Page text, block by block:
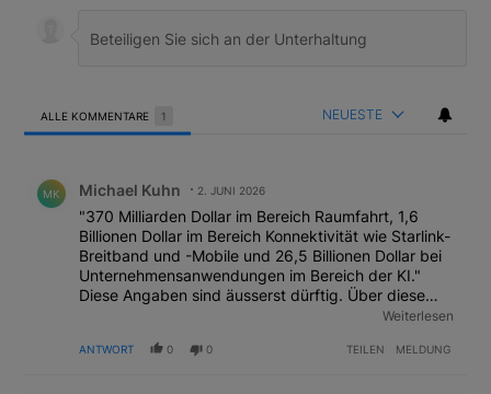
ALLE KOMMENTARE 1 NEUESTE
MK Michael Kuhn 2. JUNI 2026
"370 Milliarden Dollar im Bereich Raumfahrt, 1,6
Billionen Dollar im Bereich Konnektivität wie Starlink-
Breitband und -Mobile und 26,5 Billionen Dollar bei
Unternehmensanwendungen im Bereich der KI."
Diese Angaben sind äusserst dürftig. Über diese
Unternehmensanwendungen im Bereich der KI
sich dabei um 93% des angepeilten Marktes handelt
Weiterlesen
ANTWORT 0 0 TEILEN MELDUNG